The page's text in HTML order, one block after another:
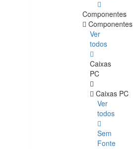
Componentes
Componentes
Ver
todos
Caixas
PC
Caixas PC
Ver
todos
Sem
Fonte